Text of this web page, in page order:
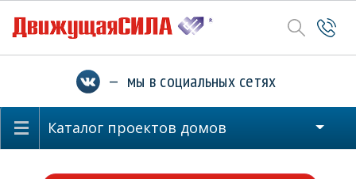
— мы в социальных сетях
Каталог проектов домов